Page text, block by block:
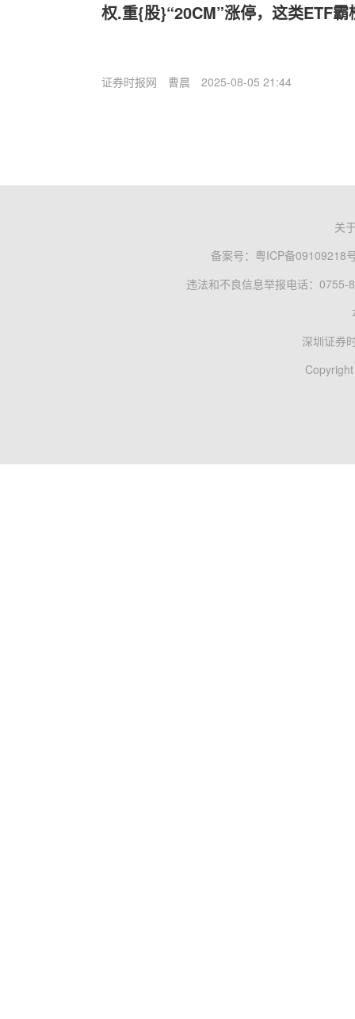
权.重{股}“20CM”涨停，这类ETF霸
证券时报网 曹晨 2025-08-05 21:44
关
备案号： 粤ICP备09109218
违法和不良信息举报电话：0755-
深圳证券